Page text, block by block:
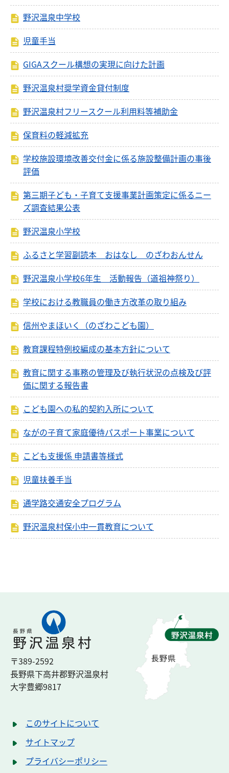
野沢温泉中学校
児童手当
GIGAスクール構想の実現に向けた計画
野沢温泉村奨学資金貸付制度
野沢温泉村フリースクール利用料等補助金
保育料の軽減拡充
学校施設環境改善交付金に係る施設整備計画の事後
評価
第三期子ども・子育て支援事業計画策定に係るニー
ズ調査結果公表
野沢温泉小学校
ふるさと学習副読本 おはなし のざわおんせん
野沢温泉小学校6年生 活動報告（道祖神祭り）
学校における教職員の働き方改革の取り組み
信州やまほいく（のざわこども園）
教育課程特例校編成の基本方針について
教育に関する事務の管理及び執行状況の点検及び評
価に関する報告書
こども園への私的契約入所について
ながの子育て家庭優待パスポート事業について
こども支援係 申請書等様式
児童扶養手当
通学路交通安全プログラム
野沢温泉村保小中一貫教育について
〒389-2592
長野県下高井郡野沢温泉村
大字豊郷9817
このサイトについて
サイトマップ
プライバシーポリシー